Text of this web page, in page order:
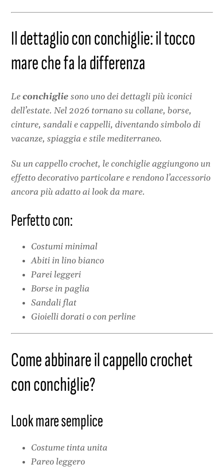
Il dettaglio con conchiglie: il tocco
mare che fa la differenza
Leconchigliesono uno dei dettagli più iconici
dell’estate. Nel 2026 tornano su collane, borse,
cinture, sandali e cappelli, diventando simbolo di
vacanze, spiaggia e stile mediterraneo.
Su un cappello crochet, le conchiglie aggiungono un
effetto decorativo particolare e rendono l’accessorio
ancora più adatto ai look da mare.
Perfetto con:
Costumi minimal
Abiti in lino bianco
Parei leggeri
Borse in paglia
Sandali flat
Gioielli dorati o con perline
Come abbinare il cappello crochet
con conchiglie?
Look mare semplice
Costume tinta unita
Pareo leggero